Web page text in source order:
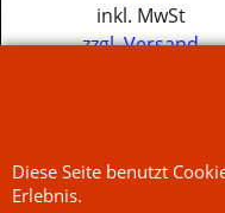
inkl. MwSt
zzgl. Versand
Diese Seite benutzt
Erlebnis.